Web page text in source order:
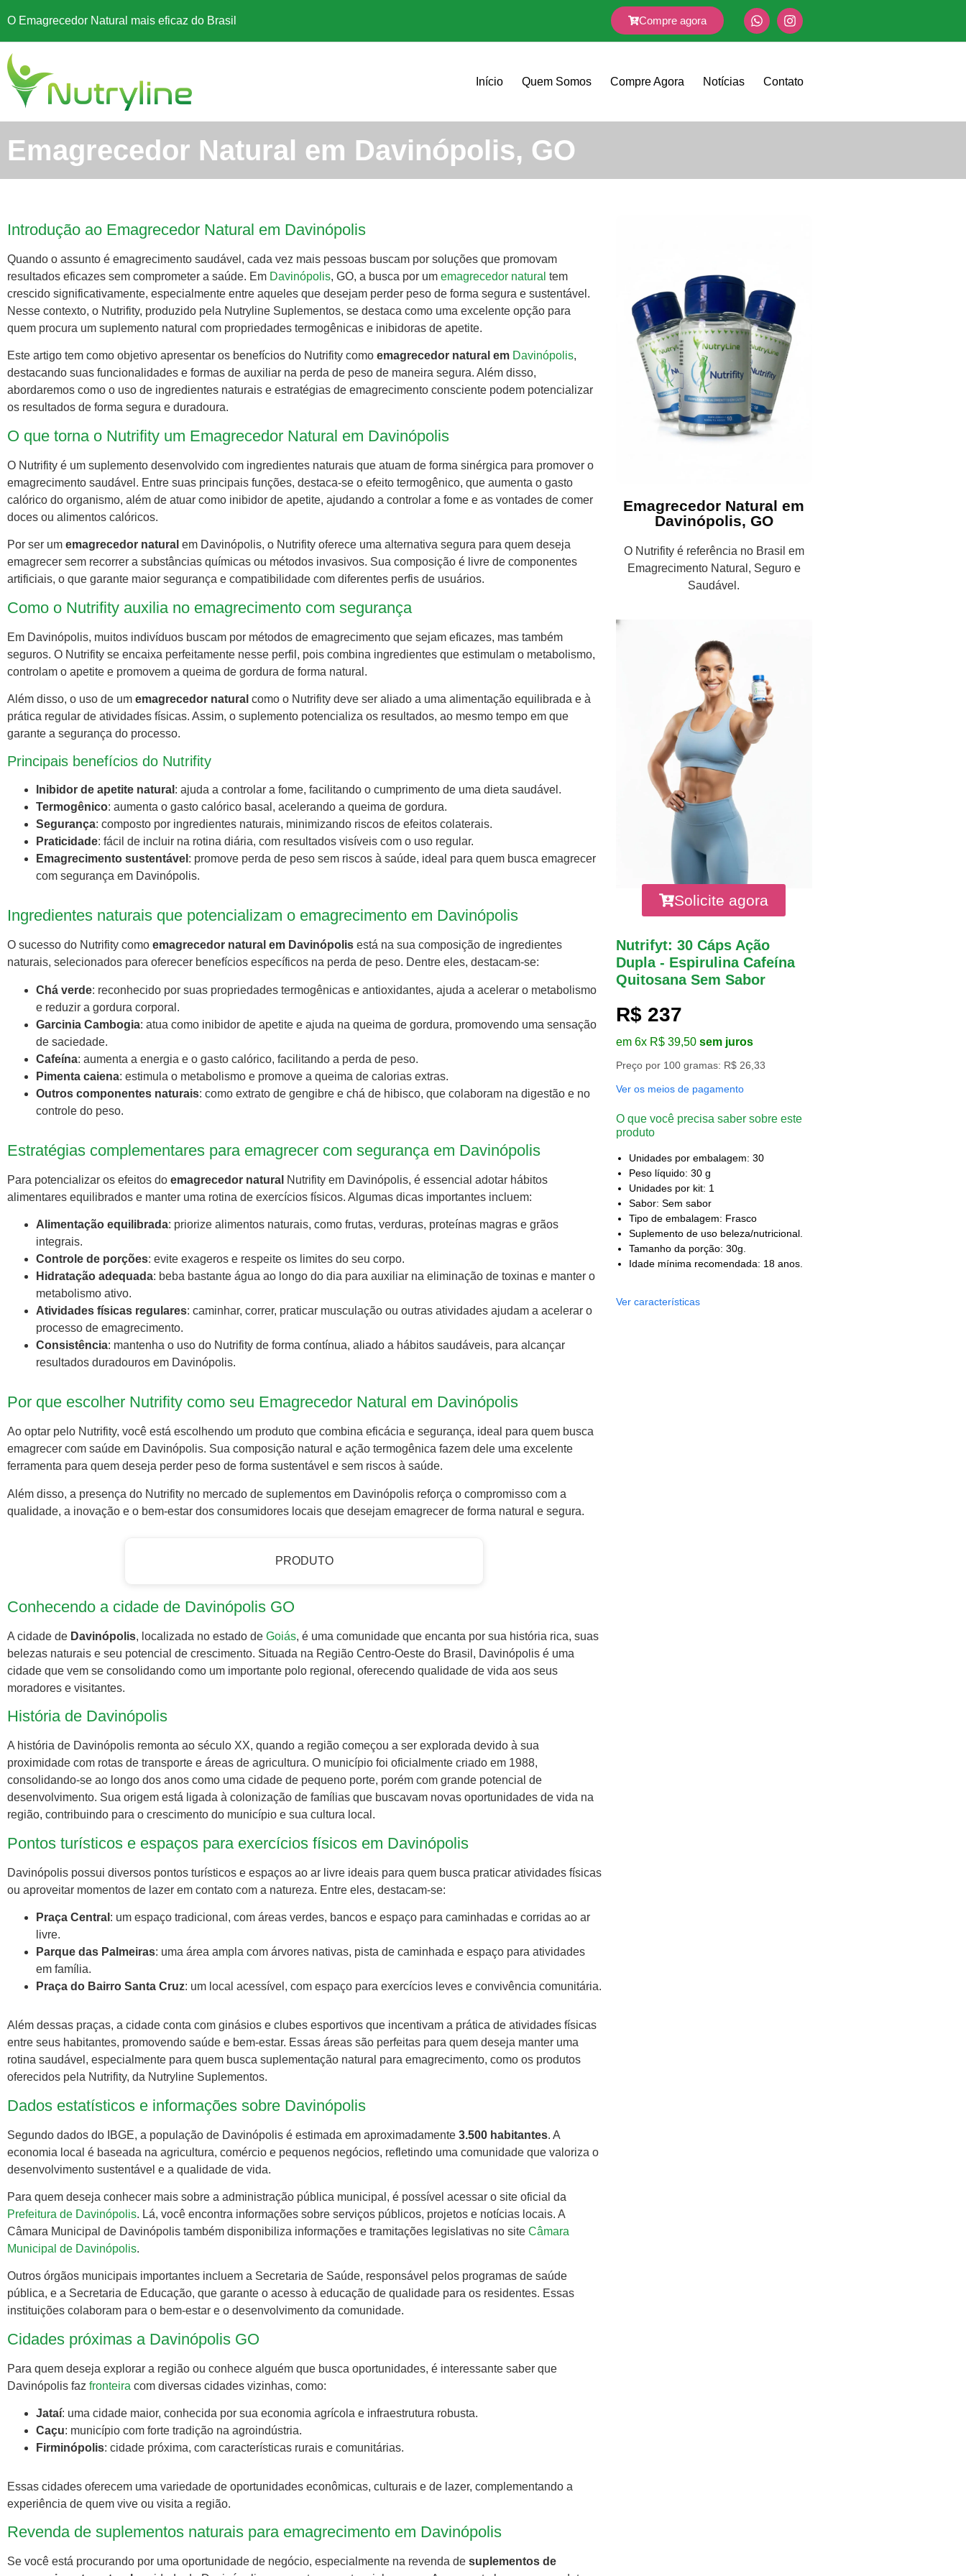
O Emagrecedor Natural mais eficaz do Brasil Compre agora
Início Quem Somos Compre Agora Notícias Contato
Emagrecedor Natural em Davinópolis, GO
Introdução ao Emagrecedor Natural em Davinópolis
Quando o assunto é emagrecimento saudável, cada vez mais pessoas buscam por soluções que promovam
resultados eficazes sem comprometer a saúde. Em Davinópolis, GO, a busca por um emagrecedor natural tem
crescido significativamente, especialmente entre aqueles que desejam perder peso de forma segura e sustentável.
Nesse contexto, o Nutrifity, produzido pela Nutryline Suplementos, se destaca como uma excelente opção para
quem procura um suplemento natural com propriedades termogênicas e inibidoras de apetite.
Este artigo tem como objetivo apresentar os benefícios do Nutrifity como emagrecedor natural em Davinópolis,
destacando suas funcionalidades e formas de auxiliar na perda de peso de maneira segura. Além disso,
abordaremos como o uso de ingredientes naturais e estratégias de emagrecimento consciente podem potencializar
os resultados de forma segura e duradoura.
O que torna o Nutrifity um Emagrecedor Natural em Davinópolis
O Nutrifity é um suplemento desenvolvido com ingredientes naturais que atuam de forma sinérgica para promover o
emagrecimento saudável. Entre suas principais funções, destaca-se o efeito termogênico, que aumenta o gasto
calórico do organismo, além de atuar como inibidor de apetite, ajudando a controlar a fome e as vontades de comer
doces ou alimentos calóricos.
Por ser um emagrecedor natural em Davinópolis, o Nutrifity oferece uma alternativa segura para quem deseja
emagrecer sem recorrer a substâncias químicas ou métodos invasivos. Sua composição é livre de componentes
artificiais, o que garante maior segurança e compatibilidade com diferentes perfis de usuários.
Como o Nutrifity auxilia no emagrecimento com segurança
Em Davinópolis, muitos indivíduos buscam por métodos de emagrecimento que sejam eficazes, mas também
seguros. O Nutrifity se encaixa perfeitamente nesse perfil, pois combina ingredientes que estimulam o metabolismo,
controlam o apetite e promovem a queima de gordura de forma natural.
Além disso, o uso de um emagrecedor natural como o Nutrifity deve ser aliado a uma alimentação equilibrada e à
prática regular de atividades físicas. Assim, o suplemento potencializa os resultados, ao mesmo tempo em que
garante a segurança do processo.
Principais benefícios do Nutrifity
Inibidor de apetite natural : ajuda a controlar a fome, facilitando o cumprimento de uma dieta saudável.
Termogênico: aumenta o gasto calórico basal, acelerando a queima de gordura.
Segurança: composto por ingredientes naturais, minimizando riscos de efeitos colaterais.
Praticidade: fácil de incluir na rotina diária, com resultados visíveis com o uso regular.
Emagrecimento sustentável : promove perda de peso sem riscos à saúde, ideal para quem busca emagrecer
com segurança em Davinópolis.
Ingredientes naturais que potencializam o emagrecimento em Davinópolis
O sucesso do Nutrifity como emagrecedor natural em Davinópolis está na sua composição de ingredientes
naturais, selecionados para oferecer benefícios específicos na perda de peso. Dentre eles, destacam-se:
Chá verde: reconhecido por suas propriedades termogênicas e antioxidantes, ajuda a acelerar o metabolismo
e reduzir a gordura corporal.
Garcinia Cambogia: atua como inibidor de apetite e ajuda na queima de gordura, promovendo uma sensação
de saciedade.
Cafeína: aumenta a energia e o gasto calórico, facilitando a perda de peso.
Pimenta caiena: estimula o metabolismo e promove a queima de calorias extras.
Outros componentes naturais: como extrato de gengibre e chá de hibisco, que colaboram na digestão e no
controle do peso.
Estratégias complementares para emagrecer com segurança em Davinópolis
Para potencializar os efeitos do emagrecedor natural Nutrifity em Davinópolis, é essencial adotar hábitos
alimentares equilibrados e manter uma rotina de exercícios físicos. Algumas dicas importantes incluem:
Alimentação equilibrada: priorize alimentos naturais, como frutas, verduras, proteínas magras e grãos
integrais.
Controle de porções: evite exageros e respeite os limites do seu corpo.
Hidratação adequada: beba bastante água ao longo do dia para auxiliar na eliminação de toxinas e manter o
metabolismo ativo.
Atividades físicas regulares: caminhar, correr, praticar musculação ou outras atividades ajudam a acelerar o
processo de emagrecimento.
Consistência: mantenha o uso do Nutrifity de forma contínua, aliado a hábitos saudáveis, para alcançar
resultados duradouros em Davinópolis.
Por que escolher Nutrifity como seu Emagrecedor Natural em Davinópolis
Ao optar pelo Nutrifity, você está escolhendo um produto que combina eficácia e segurança, ideal para quem busca
emagrecer com saúde em Davinópolis. Sua composição natural e ação termogênica fazem dele uma excelente
ferramenta para quem deseja perder peso de forma sustentável e sem riscos à saúde.
Além disso, a presença do Nutrifity no mercado de suplementos em Davinópolis reforça o compromisso com a
qualidade, a inovação e o bem-estar dos consumidores locais que desejam emagrecer de forma natural e segura.
PRODUTO
Conhecendo a cidade de Davinópolis GO
A cidade de Davinópolis, localizada no estado de Goiás, é uma comunidade que encanta por sua história rica, suas
belezas naturais e seu potencial de crescimento. Situada na Região Centro-Oeste do Brasil, Davinópolis é uma
cidade que vem se consolidando como um importante polo regional, oferecendo qualidade de vida aos seus
moradores e visitantes.
História de Davinópolis
A história de Davinópolis remonta ao século XX, quando a região começou a ser explorada devido à sua
proximidade com rotas de transporte e áreas de agricultura. O município foi oficialmente criado em 1988,
consolidando-se ao longo dos anos como uma cidade de pequeno porte, porém com grande potencial de
desenvolvimento. Sua origem está ligada à colonização de famílias que buscavam novas oportunidades de vida na
região, contribuindo para o crescimento do município e sua cultura local.
Pontos turísticos e espaços para exercícios físicos em Davinópolis
Davinópolis possui diversos pontos turísticos e espaços ao ar livre ideais para quem busca praticar atividades físicas
ou aproveitar momentos de lazer em contato com a natureza. Entre eles, destacam-se:
Praça Central : um espaço tradicional, com áreas verdes, bancos e espaço para caminhadas e corridas ao ar
livre.
Parque das Palmeiras: uma área ampla com árvores nativas, pista de caminhada e espaço para atividades
em família.
Praça do Bairro Santa Cruz: um local acessível, com espaço para exercícios leves e convivência comunitária.
Além dessas praças, a cidade conta com ginásios e clubes esportivos que incentivam a prática de atividades físicas
entre seus habitantes, promovendo saúde e bem-estar. Essas áreas são perfeitas para quem deseja manter uma
rotina saudável, especialmente para quem busca suplementação natural para emagrecimento, como os produtos
oferecidos pela Nutrifity, da Nutryline Suplementos.
Dados estatísticos e informações sobre Davinópolis
Segundo dados do IBGE, a população de Davinópolis é estimada em aproximadamente 3.500 habitantes. A
economia local é baseada na agricultura, comércio e pequenos negócios, refletindo uma comunidade que valoriza o
desenvolvimento sustentável e a qualidade de vida.
Para quem deseja conhecer mais sobre a administração pública municipal, é possível acessar o site oficial da
Prefeitura de Davinópolis. Lá, você encontra informações sobre serviços públicos, projetos e notícias locais. A
Câmara Municipal de Davinópolis também disponibiliza informações e tramitações legislativas no site Câmara
Municipal de Davinópolis.
Outros órgãos municipais importantes incluem a Secretaria de Saúde, responsável pelos programas de saúde
pública, e a Secretaria de Educação, que garante o acesso à educação de qualidade para os residentes. Essas
instituições colaboram para o bem-estar e o desenvolvimento da comunidade.
Cidades próximas a Davinópolis GO
Para quem deseja explorar a região ou conhece alguém que busca oportunidades, é interessante saber que
Davinópolis faz fronteira com diversas cidades vizinhas, como:
Jataí: uma cidade maior, conhecida por sua economia agrícola e infraestrutura robusta.
Caçu: município com forte tradição na agroindústria.
Firminópolis: cidade próxima, com características rurais e comunitárias.
Essas cidades oferecem uma variedade de oportunidades econômicas, culturais e de lazer, complementando a
experiência de quem vive ou visita a região.
Revenda de suplementos naturais para emagrecimento em Davinópolis
Se você está procurando por uma oportunidade de negócio, especialmente na revenda de suplementos de
Emagrecedor Natural em
Davinópolis, GO
O Nutrifity é referência no Brasil em
Emagrecimento Natural, Seguro e
Saudável.
Solicite agora
Nutrifyt: 30 Cáps Ação
Dupla - Espirulina Cafeína
Quitosana Sem Sabor
R$ 237
em 6x R$ 39,50 sem juros
Preço por 100 gramas: R$ 26,33
Ver os meios de pagamento
O que você precisa saber sobre este
produto
Unidades por embalagem: 30
Peso líquido: 30 g
Unidades por kit: 1
Sabor: Sem sabor
Tipo de embalagem: Frasco
Suplemento de uso beleza/nutricional.
Tamanho da porção: 30g.
Idade mínima recomendada: 18 anos.
Ver características